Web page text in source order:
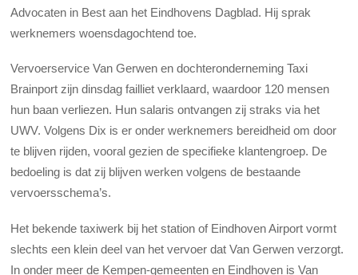
Advocaten in Best aan het Eindhovens Dagblad. Hij sprak
werknemers woensdagochtend toe.
Vervoerservice Van Gerwen en dochteronderneming Taxi
Brainport zijn dinsdag failliet verklaard, waardoor 120 mensen
hun baan verliezen. Hun salaris ontvangen zij straks via het
UWV. Volgens Dix is er onder werknemers bereidheid om door
te blijven rijden, vooral gezien de specifieke klantengroep. De
bedoeling is dat zij blijven werken volgens de bestaande
vervoersschema’s.
Het bekende taxiwerk bij het station of Eindhoven Airport vormt
slechts een klein deel van het vervoer dat Van Gerwen verzorgt.
In onder meer de Kempen-gemeenten en Eindhoven is Van